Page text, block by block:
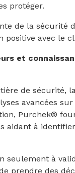
protéger.
de la sécurité
positive avec le
et
de sécurité,
avancées
Purchek®
aidant à
seulement à
prendre des